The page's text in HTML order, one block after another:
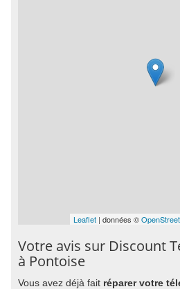
Leaflet | données ©
Votre avis sur Discount
à Pontoise
Vous avez déjà fait réparer votre